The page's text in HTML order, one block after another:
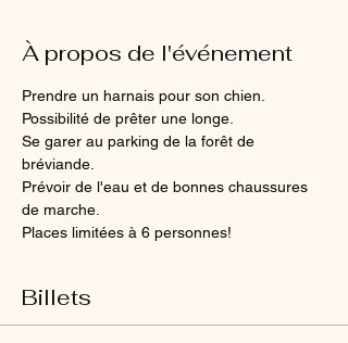
À propos de l'événement
Prendre un harnais pour son chien.
Possibilité de prêter une longe.
Se garer au parking de la forêt de
bréviande.
Prévoir de l'eau et de bonnes chaussures
de marche.
Places limitées à 6 personnes!
Billets